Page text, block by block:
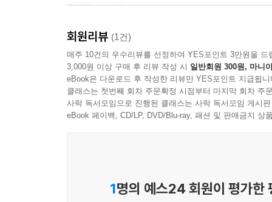
설명하고 있다.
우리나라의 청년들이 부자가 되기를 바라는 마
떠나보자.
회원리뷰 (1건)
매주 10건의 우수리뷰를 선정하여 YES포인트 3만원을 드
3,000원 이상 구매 후 리뷰 작성 시 일반회원 300원, 마니
eBook은 다운로드 후 작성한 리뷰만 YES포인트 지급됩니
클래스는 첫번째 회차 주문확정 시점부터 마지막 회차 주
사락 독서모임으로 진행된 클래스는 사락 독서모임 게시
eBook 페이백, CD/LP, DVD/Blu-ray, 패션 및 판매금지 상
1명의 예스24 회원이 평가한